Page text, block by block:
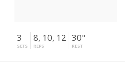
3
SETS
8, 10, 12
REPS
30"
REST